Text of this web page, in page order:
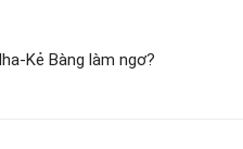
Kẻ Bàng làm ngơ?